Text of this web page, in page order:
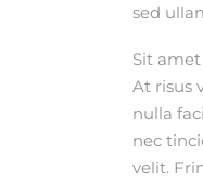
sed
Sit
At risus
nulla
nec
velit.